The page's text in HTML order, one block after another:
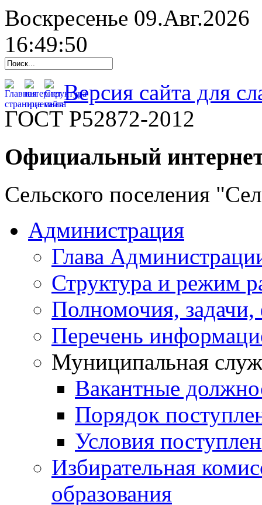
Воскресенье 09.Авг.2026
16:49:51
Версия сайта для
ГОСТ Р52872-2012
Официальный
Сельского поселения
Администрация
Глава
Структура и режим
Полномочия,
Перечень
Муниципальная
Вакантные
Порядок
Условия
Избирательная
образования